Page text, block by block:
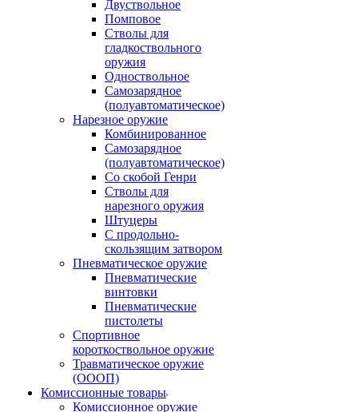
Двуствольное
Помповое
Стволы для
гладкоствольного
оружия
Одноствольное
Самозарядное
(полуавтоматическое)
Нарезное оружие
Комбинированное
Самозарядное
(полуавтоматическое)
Со скобой Генри
Стволы для
нарезного оружия
Штуцеры
С продольно-
скользящим затвором
Пневматическое оружие
Пневматические
винтовки
Пневматические
пистолеты
Спортивное
короткоствольное оружие
Травматическое оружие
(ОООП)
Комиссионные товары
Комиссионное оружие